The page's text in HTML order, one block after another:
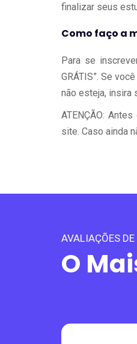
finalizar seus
Como faço a
Para se
GRÁTIS”. Se
não esteja, insira
ATENÇÃO:
site. Caso ainda
AVALIAÇÕES
O